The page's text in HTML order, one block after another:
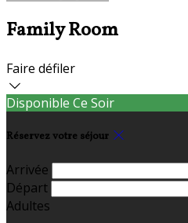
Family Room
Faire défiler
Disponible Ce Soir
Réservez votre séjour
Arrivée
Départ
Adultes